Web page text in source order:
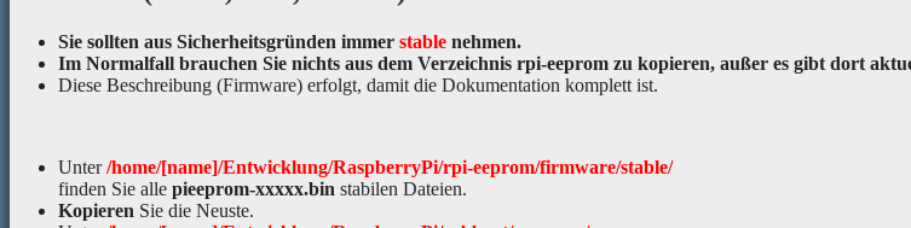
Sie sollten aus Sicherheitsgründen immer stable nehmen.
Im Normalfall brauchen Sie nichts aus dem Verzeichnis rpi-eeprom zu kopieren, außer es gibt dort
Diese Beschreibung (Firmware) erfolgt, damit die Dokumentation komplett ist.
Unter/home/[name]/Entwicklung/RaspberryPi/rpi-eeprom/firmware/stable/
finden Sie alle pieeprom-xxxxx.bin stabilen Dateien.
Kopieren Sie die Neuste.